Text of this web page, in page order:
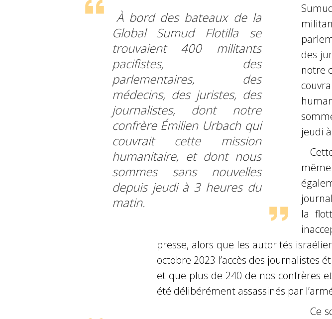
À bord des bateaux de la
Global Sumud Flotilla se
trouvaient 400 militants
pacifistes, des
parlementaires, des
médecins, des juristes, des
journalistes, dont notre
confrère Émilien Urbach qui
couvrait cette mission
humanitaire, et dont nous
sommes sans nouvelles
depuis jeudi à 3 heures du
matin.
des
notre
jeudi
la
presse, alors que les autorités
octobre 2023 l’accès des journalistes
et que plus de 240 de nos confrères
été délibérément assassinés par
Ce